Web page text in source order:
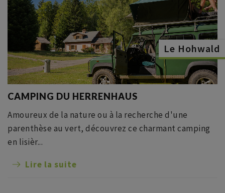
Le Hohwald
CAMPING DU HERRENHAUS
Amoureux de la nature ou à la recherche d'une
parenthèse au vert, découvrez ce charmant camping
en lisièr...
Lire la suite